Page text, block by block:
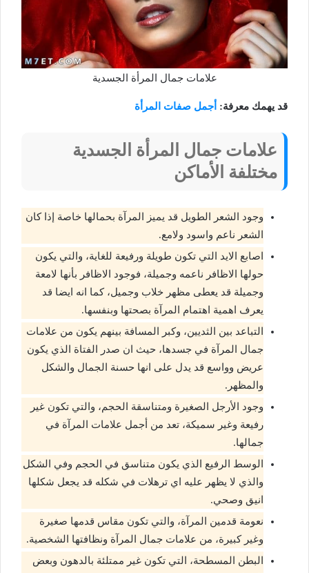
علامات جمال المرأة الجسدية
قد يهمك معرفة: أجمل صفات المرأة
علامات جمال المرأة الجسدية
مختلفة الأماكن
وجود الشعر الطويل قد يميز المرآة بحمالها خاصة إذا كان
الشعر ناعم واسود ولامع.
اصابع الايد التي تكون طويلة ورفيعة للغاية، والتي يكون
حولها الاظافر ناعمه وجميلة، فوجود الاظافر بأنها لامعة
وجميلة قد يعطى مظهر خلاب وجميل، كما انه ايضا قد
يعرف اهمية اهتمام المرآة بصحتها وبنفسها.
التباعد بين الثديين، وكبر المسافة بينهم يكون من علامات
جمال المرآة في جسدها، حيث ان صدر الفتاة الذي يكون
عريض وواسع قد يدل على انها حسنة الجمال والشكل
والمظهر.
وجود الأرجل الصغيرة ومتناسقة الحجم، والتي تكون غير
رفيعة وغير سميكة، تعد من أجمل علامات المرآة في
جمالها.
الوسط الرفيع الذي يكون متناسق في الحجم وفي الشكل
والذي لا يظهر عليه اي ترهلات في شكله قد يجعل شكلها
انيق وصحي.
نعومة قدمين المرآة، والتي تكون مقاس قدمها صغيرة
وغير كبيرة، من علامات جمال المرآة ونظافتها الشخصية.
البطن المسطحة، التي تكون غير ممتلئة بالدهون وبعض